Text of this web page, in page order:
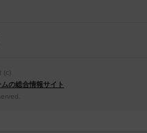
(c)
の総合情報サイト